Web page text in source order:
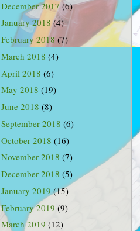
December 2017(6)
January 2018(4)
February 2018 (7)
March 2018 (4)
April 2018 (6)
May 2018 (19)
June 2018 (8)
September 2018 (6)
October 2018 (16)
November 2018 (7)
December 2018 (5)
January 2019 (15)
February 2019 (9)
March 2019 (12)